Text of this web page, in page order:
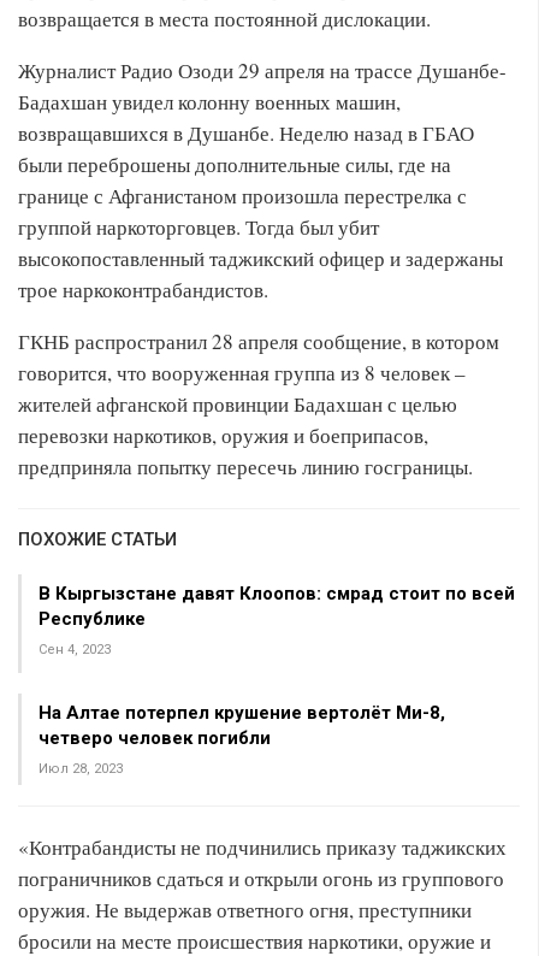
возвращается в места постоянной дислокации.
Журналист Радио Озоди 29 апреля на трассе Душанбе-
Бадахшан увидел колонну военных машин,
возвращавшихся в Душанбе. Неделю назад в ГБАО
были переброшены дополнительные силы, где на
границе с Афганистаном произошла перестрелка с
группой наркоторговцев. Тогда был убит
высокопоставленный таджикский офицер и задержаны
трое наркоконтрабандистов.
ГКНБ распространил 28 апреля сообщение, в котором
говорится, что вооруженная группа из 8 человек –
жителей афганской провинции Бадахшан с целью
перевозки наркотиков, оружия и боеприпасов,
предприняла попытку пересечь линию госграницы.
ПОХОЖИЕ СТАТЬИ
В Кыргызстане давят Клоопов: смрад стоит по всей
Республике
Сен 4, 2023
На Алтае потерпел крушение вертолёт Ми-8,
четверо человек погибли
Июл 28, 2023
«Контрабандисты не подчинились приказу таджикских
пограничников сдаться и открыли огонь из группового
оружия. Не выдержав ответного огня, преступники
бросили на месте происшествия наркотики, оружие и